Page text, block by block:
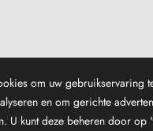
om uw gebruikservaring
en om gerichte
U kunt deze beheren door